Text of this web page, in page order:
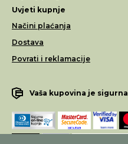
Uvjeti kupnje
Načini plaćanja
Dostava
Povrati i reklamacije
Vaša kupovina je sigurna